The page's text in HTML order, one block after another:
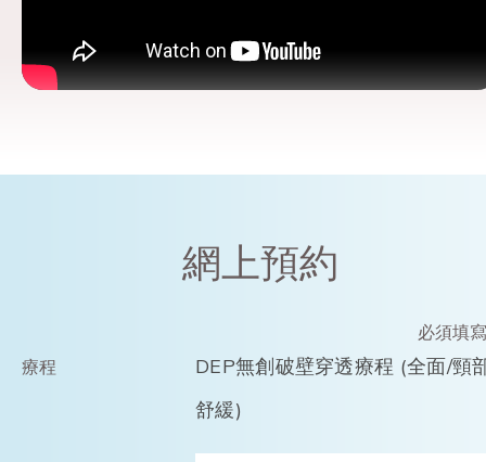
網上預約
必須填
療程
DEP無創破壁穿透療程 (全面/頸
舒緩)